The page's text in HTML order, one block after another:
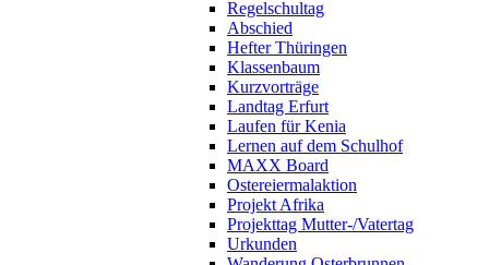
Regelschultag
Abschied
Hefter Thüringen
Klassenbaum
Kurzvorträge
Landtag Erfurt
Laufen für Kenia
Lernen auf dem Schulhof
MAXX Board
Ostereiermalaktion
Projekt Afrika
Projekttag Mutter-/Vatertag
Urkunden